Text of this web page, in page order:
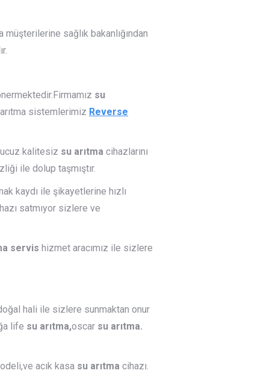
müşterilerine sağlık bakanlığından
su
arıtma sistemlerimiz Reverse
kalitesiz su arıtma cihazlarını
ile dolup taşmıştır.
kaydı ile şikayetlerine hızlı
satmıyor sizlere ve
servis hizmet aracımız ile sizlere
hali ile sizlere sunmaktan onur
life su arıtma,oscar su arıtma.
acık kasa su arıtma cihazı.